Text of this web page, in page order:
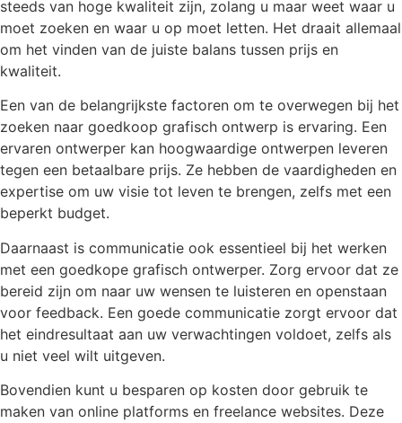
steeds van hoge kwaliteit zijn, zolang u maar weet waar u
moet zoeken en waar u op moet letten. Het draait allemaal
om het vinden van de juiste balans tussen prijs en
kwaliteit.
Een van de belangrijkste factoren om te overwegen bij het
zoeken naar goedkoop grafisch ontwerp is ervaring. Een
ervaren ontwerper kan hoogwaardige ontwerpen leveren
tegen een betaalbare prijs. Ze hebben de vaardigheden en
expertise om uw visie tot leven te brengen, zelfs met een
beperkt budget.
Daarnaast is communicatie ook essentieel bij het werken
met een goedkope grafisch ontwerper. Zorg ervoor dat ze
bereid zijn om naar uw wensen te luisteren en openstaan
voor feedback. Een goede communicatie zorgt ervoor dat
het eindresultaat aan uw verwachtingen voldoet, zelfs als
u niet veel wilt uitgeven.
Bovendien kunt u besparen op kosten door gebruik te
maken van online platforms en freelance websites. Deze